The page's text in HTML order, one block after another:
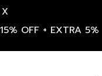
X
15% OFF + EXTRA 5%